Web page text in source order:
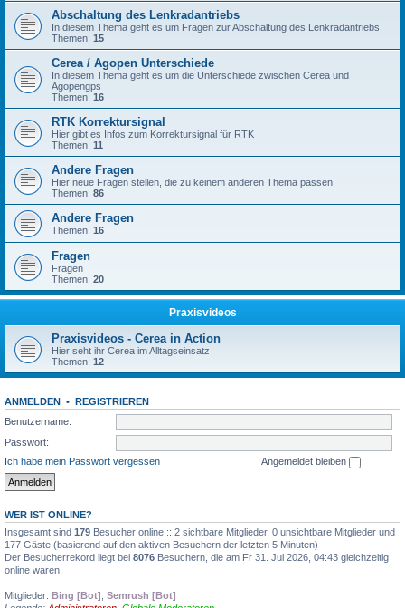
Abschaltung des Lenkradantriebs
In diesem Thema geht es um Fragen zur Abschaltung des Lenkradantriebs
Themen: 15
Cerea / Agopen Unterschiede
In diesem Thema geht es um die Unterschiede zwischen Cerea und
Agopengps
Themen: 16
RTK Korrektursignal
Hier gibt es Infos zum Korrektursignal für RTK
Themen: 11
Andere Fragen
Hier neue Fragen stellen, die zu keinem anderen Thema passen.
Themen: 86
Andere Fragen
Themen: 16
Fragen
Fragen
Themen: 20
Praxisvideos
Praxisvideos - Cerea in Action
Hier seht ihr Cerea im Alltagseinsatz
Themen: 12
ANMELDEN • REGISTRIEREN
Benutzername:
Passwort:
Ich habe mein Passwort vergessen
Angemeldet bleiben
WER IST ONLINE?
Insgesamt sind 179 Besucher online :: 2 sichtbare Mitglieder, 0 unsichtbare Mitglieder und
177 Gäste (basierend auf den aktiven Besuchern der letzten 5 Minuten)
Der Besucherrekord liegt bei 8076 Besuchern, die am Fr 31. Jul 2026, 04:43 gleichzeitig
online waren.
Mitglieder: Bing [Bot] Semrush [Bot]